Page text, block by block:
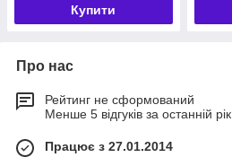
Купити
Про нас
Рейтинг не сформований
Менше 5 відгуків за останній рік
Працює з 27.01.2014